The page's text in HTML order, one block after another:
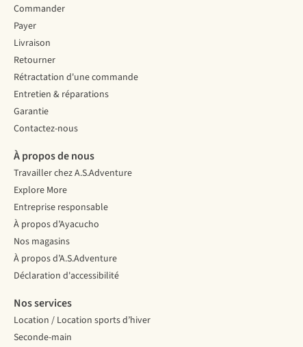
Commander
Payer
Livraison
Retourner
Rétractation d'une commande
Entretien & réparations
Garantie
Contactez-nous
À propos de nous
Travailler chez A.S.Adventure
Explore More
Entreprise responsable
À propos d’Ayacucho
Nos magasins
À propos d’A.S.Adventure
Déclaration d'accessibilité
Nos services
Location / Location sports d’hiver
Seconde-main